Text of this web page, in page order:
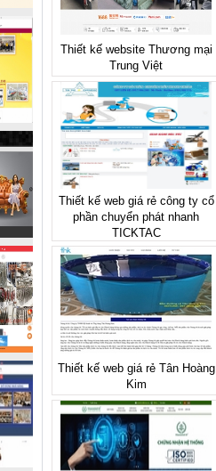
Thiết kế website Thương mại
Trung Việt
Thiết kế web giá rẻ công ty cổ
phần chuyển phát nhanh
TICKTAC
Thiết kế web giá rẻ Tân Hoàng
Kim